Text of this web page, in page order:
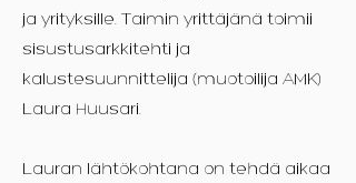
ja yrityksille. Taimin yrittäjänä toimii
sisustusarkkitehti ja
kalustesuunnittelija (muotoilija AMK)
Laura Huusari.
Lauran lähtökohtana on tehdä aikaa